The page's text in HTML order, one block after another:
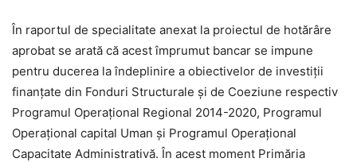
În raportul de specialitate anexat la proiectul de hotărâre
aprobat se arată că acest împrumut bancar se impune
pentru ducerea la îndeplinire a obiectivelor de investiții
finanțate din Fonduri Structurale și de Coeziune respectiv
Programul Operațional Regional 2014-2020, Programul
Operațional capital Uman și Programul Operațional
Capacitate Administrativă. În acest moment Primăria